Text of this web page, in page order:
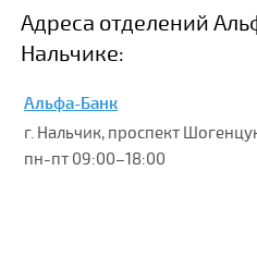
Адреса отделений
Нальчике:
Альфа-Банк
г. Нальчик, проспект
пн-пт 09:00–18:00